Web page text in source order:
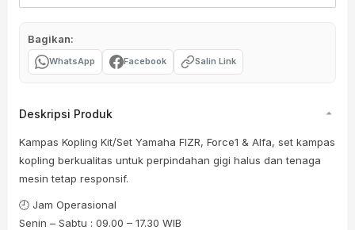
Bagikan:
WhatsApp Facebook Salin Link
Deskripsi Produk
Kampas Kopling Kit/Set Yamaha FIZR, Force1 & Alfa, set kampas
kopling berkualitas untuk perpindahan gigi halus dan tenaga
mesin tetap responsif.
🕘 Jam Operasional
Senin – Sabtu : 09.00 – 17.30 WIB